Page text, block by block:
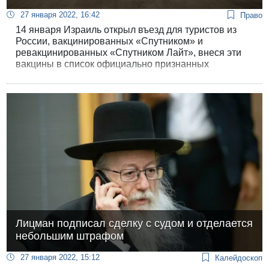
27 января 2022, 16:42 Право
14 января Израиль открыл въезд для туристов из
России, вакцинированных «Спутником» и
ревакцинированных «Спутником Лайт», внеся эти
вакцины в список официально признанных
российскими вакцинами более жесткие, чем для
получивших вакцины, признанные ВОЗ.
Лицман подписал сделку с судом и отделается
небольшим штрафом
27 января 2022, 15:12 Калейдоскоп